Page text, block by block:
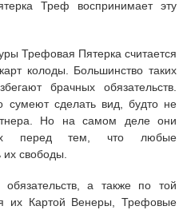
Треф воспринимает эту
Трефовая Пятерка считается
колоды. Большинство таких
брачных обязательств.
сумеют сделать вид, будто не
Но на самом деле они
перед тем, что любые
их свободы.
обязательств, а также по той
их Картой Венеры, Трефовые